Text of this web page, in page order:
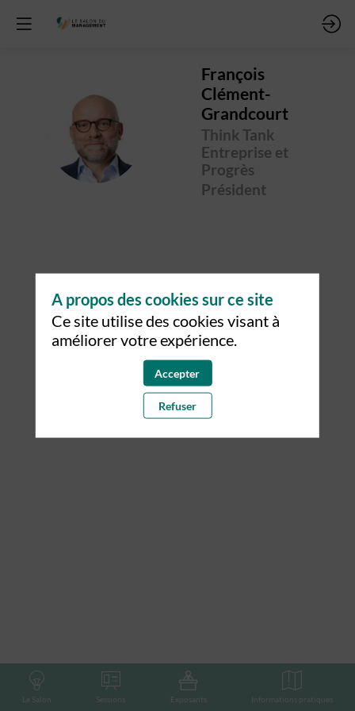
FC
François
Clément-
Grandcourt
Think Tank
Entreprise et
Progrès
Président
sessions
Retrouvez la liste de toutes les sessions
présentées par ce speaker pour ne manquer
aucune de ses interventions.
Toutes les sessions
Le Salon Sessions Exposants Informations pratiques
A propos des cookies sur ce site
Ce site utilise des cookies visant à
améliorer votre expérience.
Accepter
Refuser